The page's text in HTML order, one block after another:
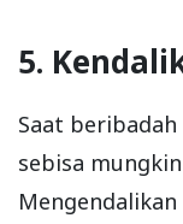
5.
Saat
sebisa